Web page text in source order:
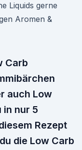
Liquids gerne
Aromen &
Carb
auch Low
in nur 5
Rezept
die Low Carb